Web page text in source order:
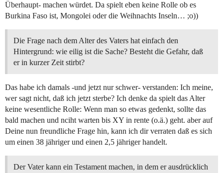
Überhaupt- machen würdet. Da spielt eben keine Rolle ob es
Burkina Faso ist, Mongolei oder die Weihnachts Inseln… ;o))
Die Frage nach dem Alter des Vaters hat einfach den
Hintergrund: wie eilig ist die Sache? Besteht die Gefahr, daß
er in kurzer Zeit stirbt?
Das habe ich damals -und jetzt nur schwer- verstanden: Ich meine,
wer sagt nicht, daß ich jetzt sterbe? Ich denke da spielt das Alter
keine wesentliche Rolle: Wenn man so etwas gedenkt, sollte das
bald machen und nciht warten bis XY in rente (o.ä.) geht. aber auf
Deine nun freundliche Frage hin, kann ich dir verraten daß es sich
um einen 38 jähriger und einen 2,5 jähriger handelt.
Der Vater kann ein Testament machen, in dem er ausdrücklich